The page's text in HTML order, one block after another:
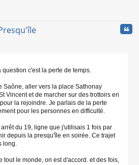
c'est la perte de temps.
Saône, aller vers la place Sathonay
Vincent et de marcher sur des trottoirs en
la rejoindre. Je parlais de la perte
pour les personnes en difficulté.
du 19, ligne que j'utilisais 1 fois par
depuis la presqu'île en soirée. Ce trajet
long.
tout le monde, on est d'accord. et des fois,